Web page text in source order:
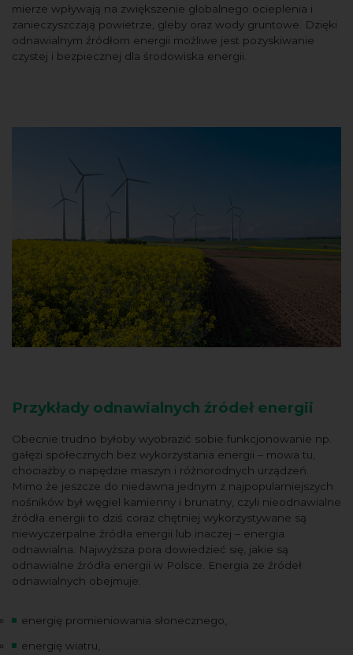
mierze wpływają na zwiększenie globalnego ocieplenia i
zanieczyszczają powietrze, gleby oraz wody gruntowe. Dzięki
odnawialnym źródłom energii możliwe jest pozyskiwanie
czystej i bezpiecznej dla środowiska energii.
Przykłady odnawialnych źródeł energii
Obecnie trudno byłoby wyobrazić sobie funkcjonowanie np.
gałęzi społecznych bez wykorzystania energii – mowa tu,
chociażby o napędzie maszyn i różnorodnych urządzeń.
Mimo że jeszcze do niedawna jednym z najpopularniejszych
nośników był węgiel kamienny i brunatny, czyli nieodnawialne
źródła energii to dziś coraz chętniej wykorzystywane są
niewyczerpalne źródła energii lub inaczej – energia
odnawialna. Najwyższa pora dowiedzieć się, jakie są
odnawialne źródła energii w Polsce. Energia ze źródeł
odnawialnych obejmuje:
energię promieniowania słonecznego,
energię wiatru,